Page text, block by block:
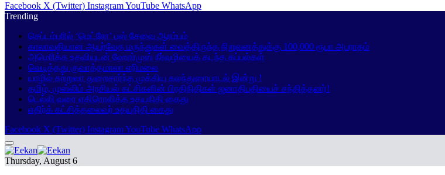
Facebook X (Twitter) InstagramYouTube WhatsApp
Trending
செப்டம்பரில் ‘மெட்ரோ’ பஸ் சேவை ஆரம்பம்
காலாவதியான ஆயுர்வேத மருந்துகள் வைத்திருந்த நிறுவனத்துக்கு 100,000 ரூபா அபராதம்
அமெரிக்க உதவியுடன் ஹோர்முஸ் நீர்வழியைக் கடந்த கப்பல்கள்
வெடித்தது குவாத்தமாலா எரிமலை
யாழில் சுற்றுலா துறைசார்ந்த முக்கிய கலந்துரையாடல் இன்று !
தமிழ், முஸ்லிம் அரசியல் கட்சிகளின் பிரதிநிதிகள் ஜனாதிபதியைச் சந்தித்தனர்!
டெல்லி வரை எதிரொலித்த உதயநிதி கைது
எதிர்க் கட்சித்தலைவர் உதயநிதி கைது
Facebook X (Twitter) InstagramYouTube WhatsApp
Thursday, August 6